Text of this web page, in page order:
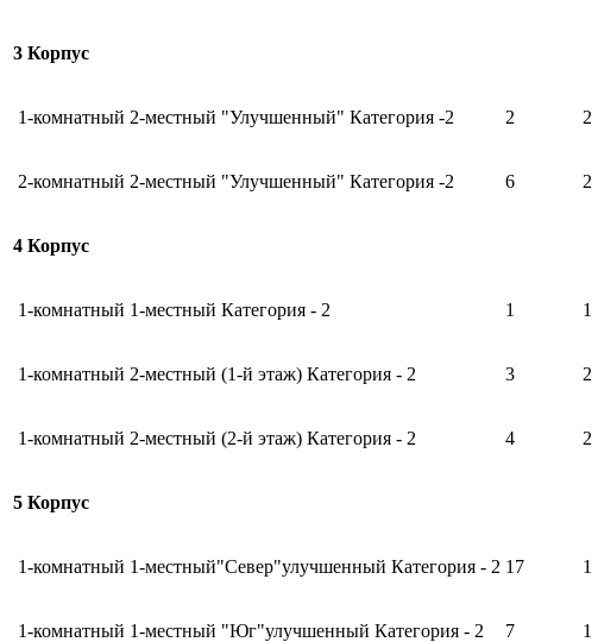
3 Корпус
1-комнатный 2-местный "Улучшенный" Категория -2 2 2
2-комнатный 2-местный "Улучшенный" Категория -2 6 2
4 Корпус
1-комнатный 1-местный Категория - 2 1 1
1-комнатный 2-местный (1-й этаж) Категория - 2 3 2
1-комнатный 2-местный (2-й этаж) Категория - 2 4 2
5 Корпус
1-комнатный 1-местный"Север"улучшенный Категория - 2 17 1
1-комнатный 1-местный "Юг"улучшенный Категория - 2 7 1